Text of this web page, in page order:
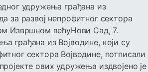
удружења грађана из
за развој непрофитног сектора
Извршном већуНови Сад, 7.
грађана из Војводине, који су
сектора Војводине, потписали
ових удружења издвојено је